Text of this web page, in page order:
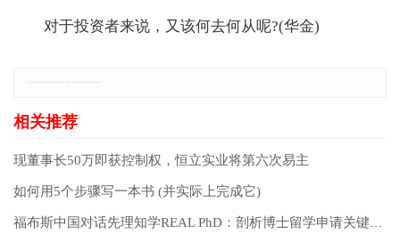
对于投资者来说，又该何去何从呢?(华金)
现董事长50万即获控制权，恒立实业将第六次易主
如何用5个步骤写一本书 (并实际上完成它)
福布斯中国对话先理知学REAL PhD：剖析博士留学申请关键环节